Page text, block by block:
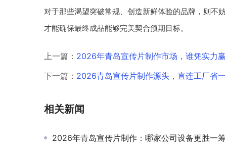
对于那些渴望突破常规、创造新鲜体验的品牌，则不
才能确保最终成品能够完美契合预期目标。
上一篇： 2026年青岛宣传片制作市场，谁凭实力
下一篇： 2026青岛宣传片制作源头，直连工厂省一
相关新闻
2026年青岛宣传片制作：哪家公司设备更胜一